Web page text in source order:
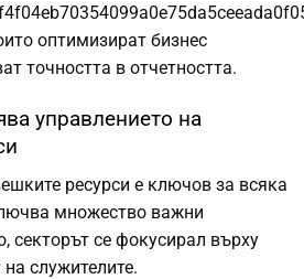
оптимизират бизнес
точността в отчетността.
управлението на
ресурси е ключов за всяка
множество важни
секторът се фокусирал върху
служителите.